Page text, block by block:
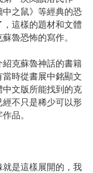
之鼠》等經典的恐
這樣的題材和文體
魯恐怖的寫作。
克蘇魯神話的書籍
時從書展中銘顯文
文版所能找到的克
不只是稀少可以形
品。
是這樣展開的，我